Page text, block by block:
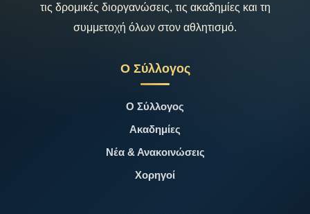
τις δρομικές διοργανώσεις, τις ακαδημίες και τη
συμμετοχή όλων στον αθλητισμό.
Ο Σύλλογος
Ο Σύλλογος
Ακαδημίες
Νέα & Ανακοινώσεις
Χορηγοί